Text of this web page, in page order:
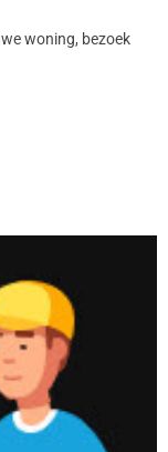
woning, bezoek